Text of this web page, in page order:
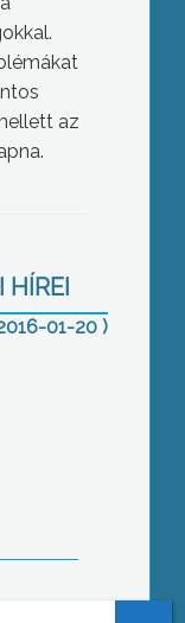
az
HÍREI
01-20 )